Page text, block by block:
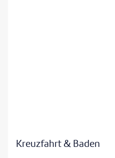
Kreuzfahrt & Baden